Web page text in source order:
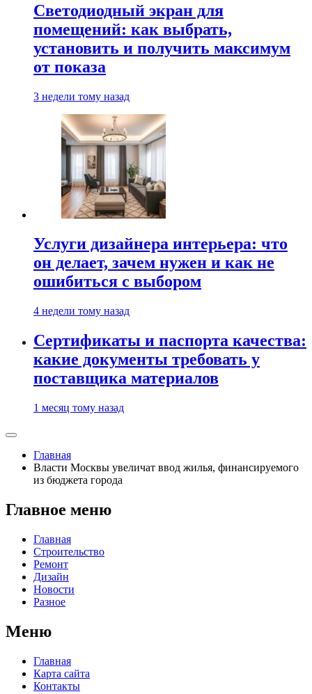
Светодиодный экран для
помещений: как выбрать,
установить и получить максимум
от показа
3 недели тому назад
Услуги дизайнера интерьера: что
он делает, зачем нужен и как не
ошибиться с выбором
4 недели тому назад
Сертификаты и паспорта качества:
какие документы требовать у
поставщика материалов
1 месяц тому назад
Главная
Власти Москвы увеличат ввод жилья, финансируемого
из бюджета города
Главное меню
Главная
Строительство
Ремонт
Дизайн
Новости
Разное
Меню
Главная
Карта сайта
Контакты